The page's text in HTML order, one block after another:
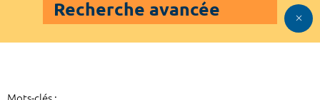
Recherche avancée